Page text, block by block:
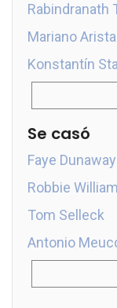
Rabindranath
Mariano Arista
Konstantín
Se casó
Faye Dunaway
Robbie
Tom Selleck
Antonio